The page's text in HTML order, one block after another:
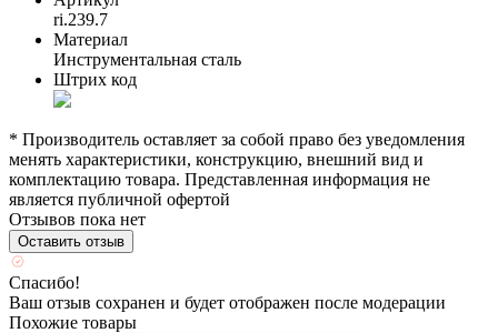
ri.239.7
Материал
Инструментальная сталь
Штрих код
* Производитель оставляет за собой право без уведомления
менять характеристики, конструкцию, внешний вид и
комплектацию товара. Представленная информация не
является публичной офертой
Отзывов пока нет
Оставить отзыв
Спасибо!
Ваш отзыв сохранен и будет отображен после модерации
Похожие товары